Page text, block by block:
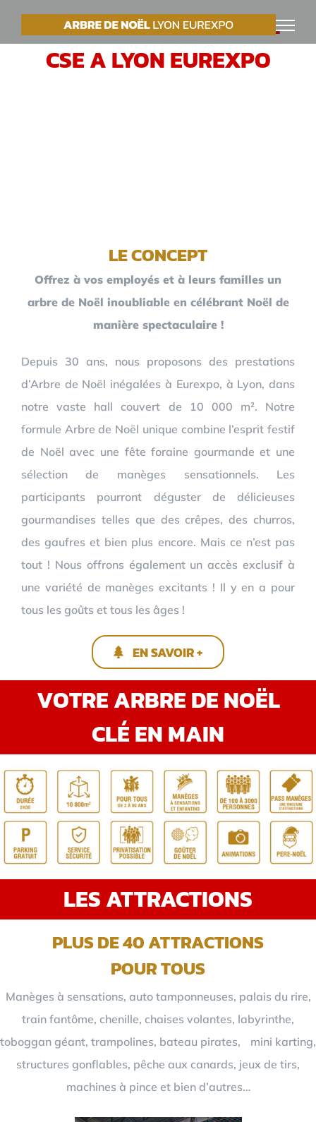
PasserVOTRE ARBRE DE NOËL
CSE A LYON EUREXPO
LE CONCEPT
Offrez à vos employés et à leurs familles un
arbre de Noël inoubliable en célébrant Noël de
manière spectaculaire !
Depuis 30 ans, nous proposons des prestations
d’Arbre de Noël inégalées à Eurexpo, à Lyon, dans
notre vaste hall couvert de 10 000 m². Notre
formule Arbre de Noël unique combine l’esprit festif
de Noël avec une fête foraine gourmande et une
sélection de manèges sensationnels. Les
participants pourront déguster de délicieuses
gourmandises telles que des crêpes, des churros,
des gaufres et bien plus encore. Mais ce n’est pas
tout ! Nous offrons également un accès exclusif à
une variété de manèges excitants ! Il y en a pour
tous les goûts et tous les âges !
EN SAVOIR +
VOTRE ARBRE DE NOËL
CLÉ EN MAIN
LES ATTRACTIONS
PLUS DE 40 ATTRACTIONS
POUR TOUS
Manèges à sensations, auto tamponneuses, palais du rire,
train fantôme, chenille, chaises volantes, labyrinthe,
toboggan géant, trampolines, bateau pirates, mini karting,
structures gonflables, pêche aux canards, jeux de tirs,
machines à pince et bien d’autres…